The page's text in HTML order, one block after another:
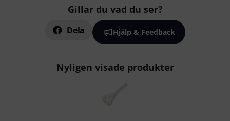
Gillar du vad du ser?
Dela Hjälp & Feedback
Nyligen visade produkter